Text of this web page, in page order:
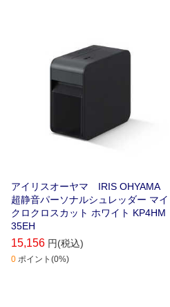
アイリスオーヤマ IRIS OHYAMA
超静音パーソナルシュレッダー マイ
クロクロスカット ホワイト KP4HM
35EH
15,156 円(税込)
0 ポイント(0%)